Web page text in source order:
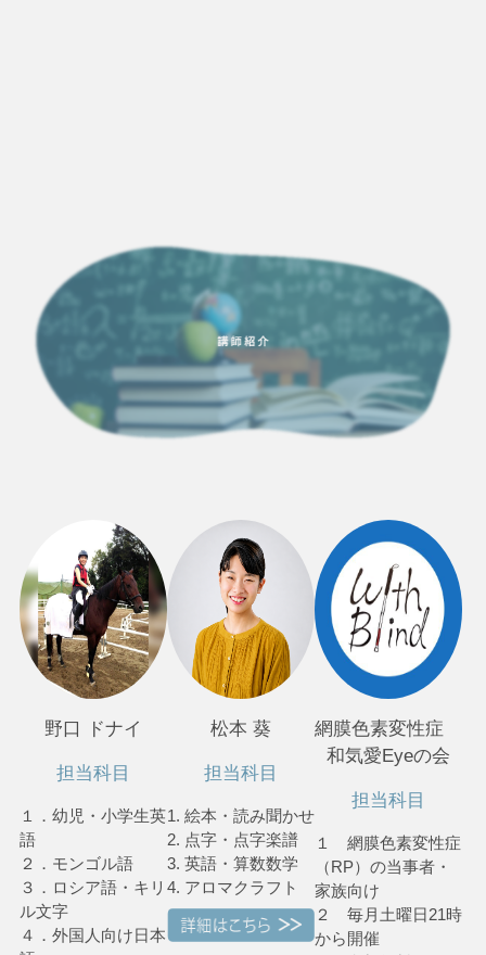
野口 ドナイ
担当科目
１．幼児・小学生英
語
２．モンゴル語
３．ロシア語・キリ
ル文字
４．外国人向け日本
松本 葵
担当科目
1. 絵本・読み聞かせ
2. 点字・点字楽譜
3. 英語・算数数学
4. アロマクラフト
網膜色素変性症
和気愛Eyeの会
担当科目
１ 網膜色素変性症
（RP）の当事者・
家族向け
２ 毎月土曜日21時
から開催